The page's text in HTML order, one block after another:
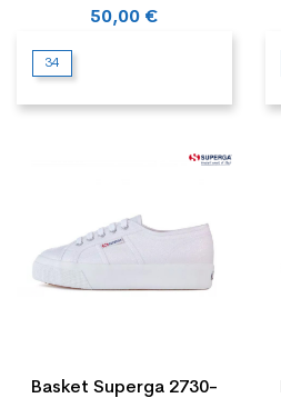
Cadet
50,00 €
34
Basket Superga 2730-